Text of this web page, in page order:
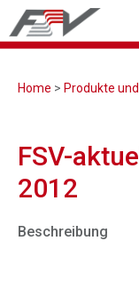
Home > Produkte
FSV-
2012
Beschreibung